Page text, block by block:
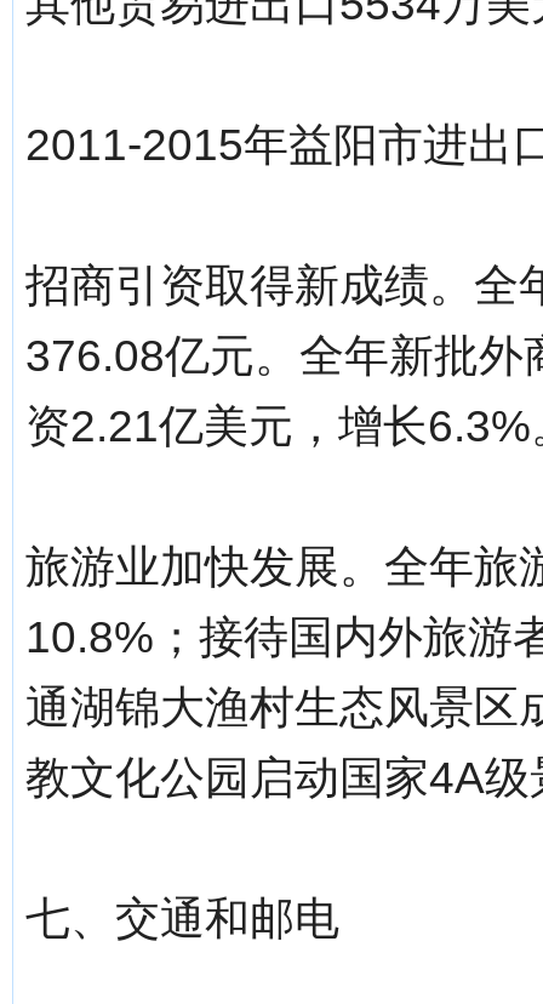
2011-2015年益阳市进出
招商引资取得新成绩。全
376.08亿元。全年新批
资2.21亿美元，增长6.3%
旅游业加快发展。全年旅
10.8%；接待国内外旅游
通湖锦大渔村生态风景区
教文化公园启动国家4A
七、交通和邮电